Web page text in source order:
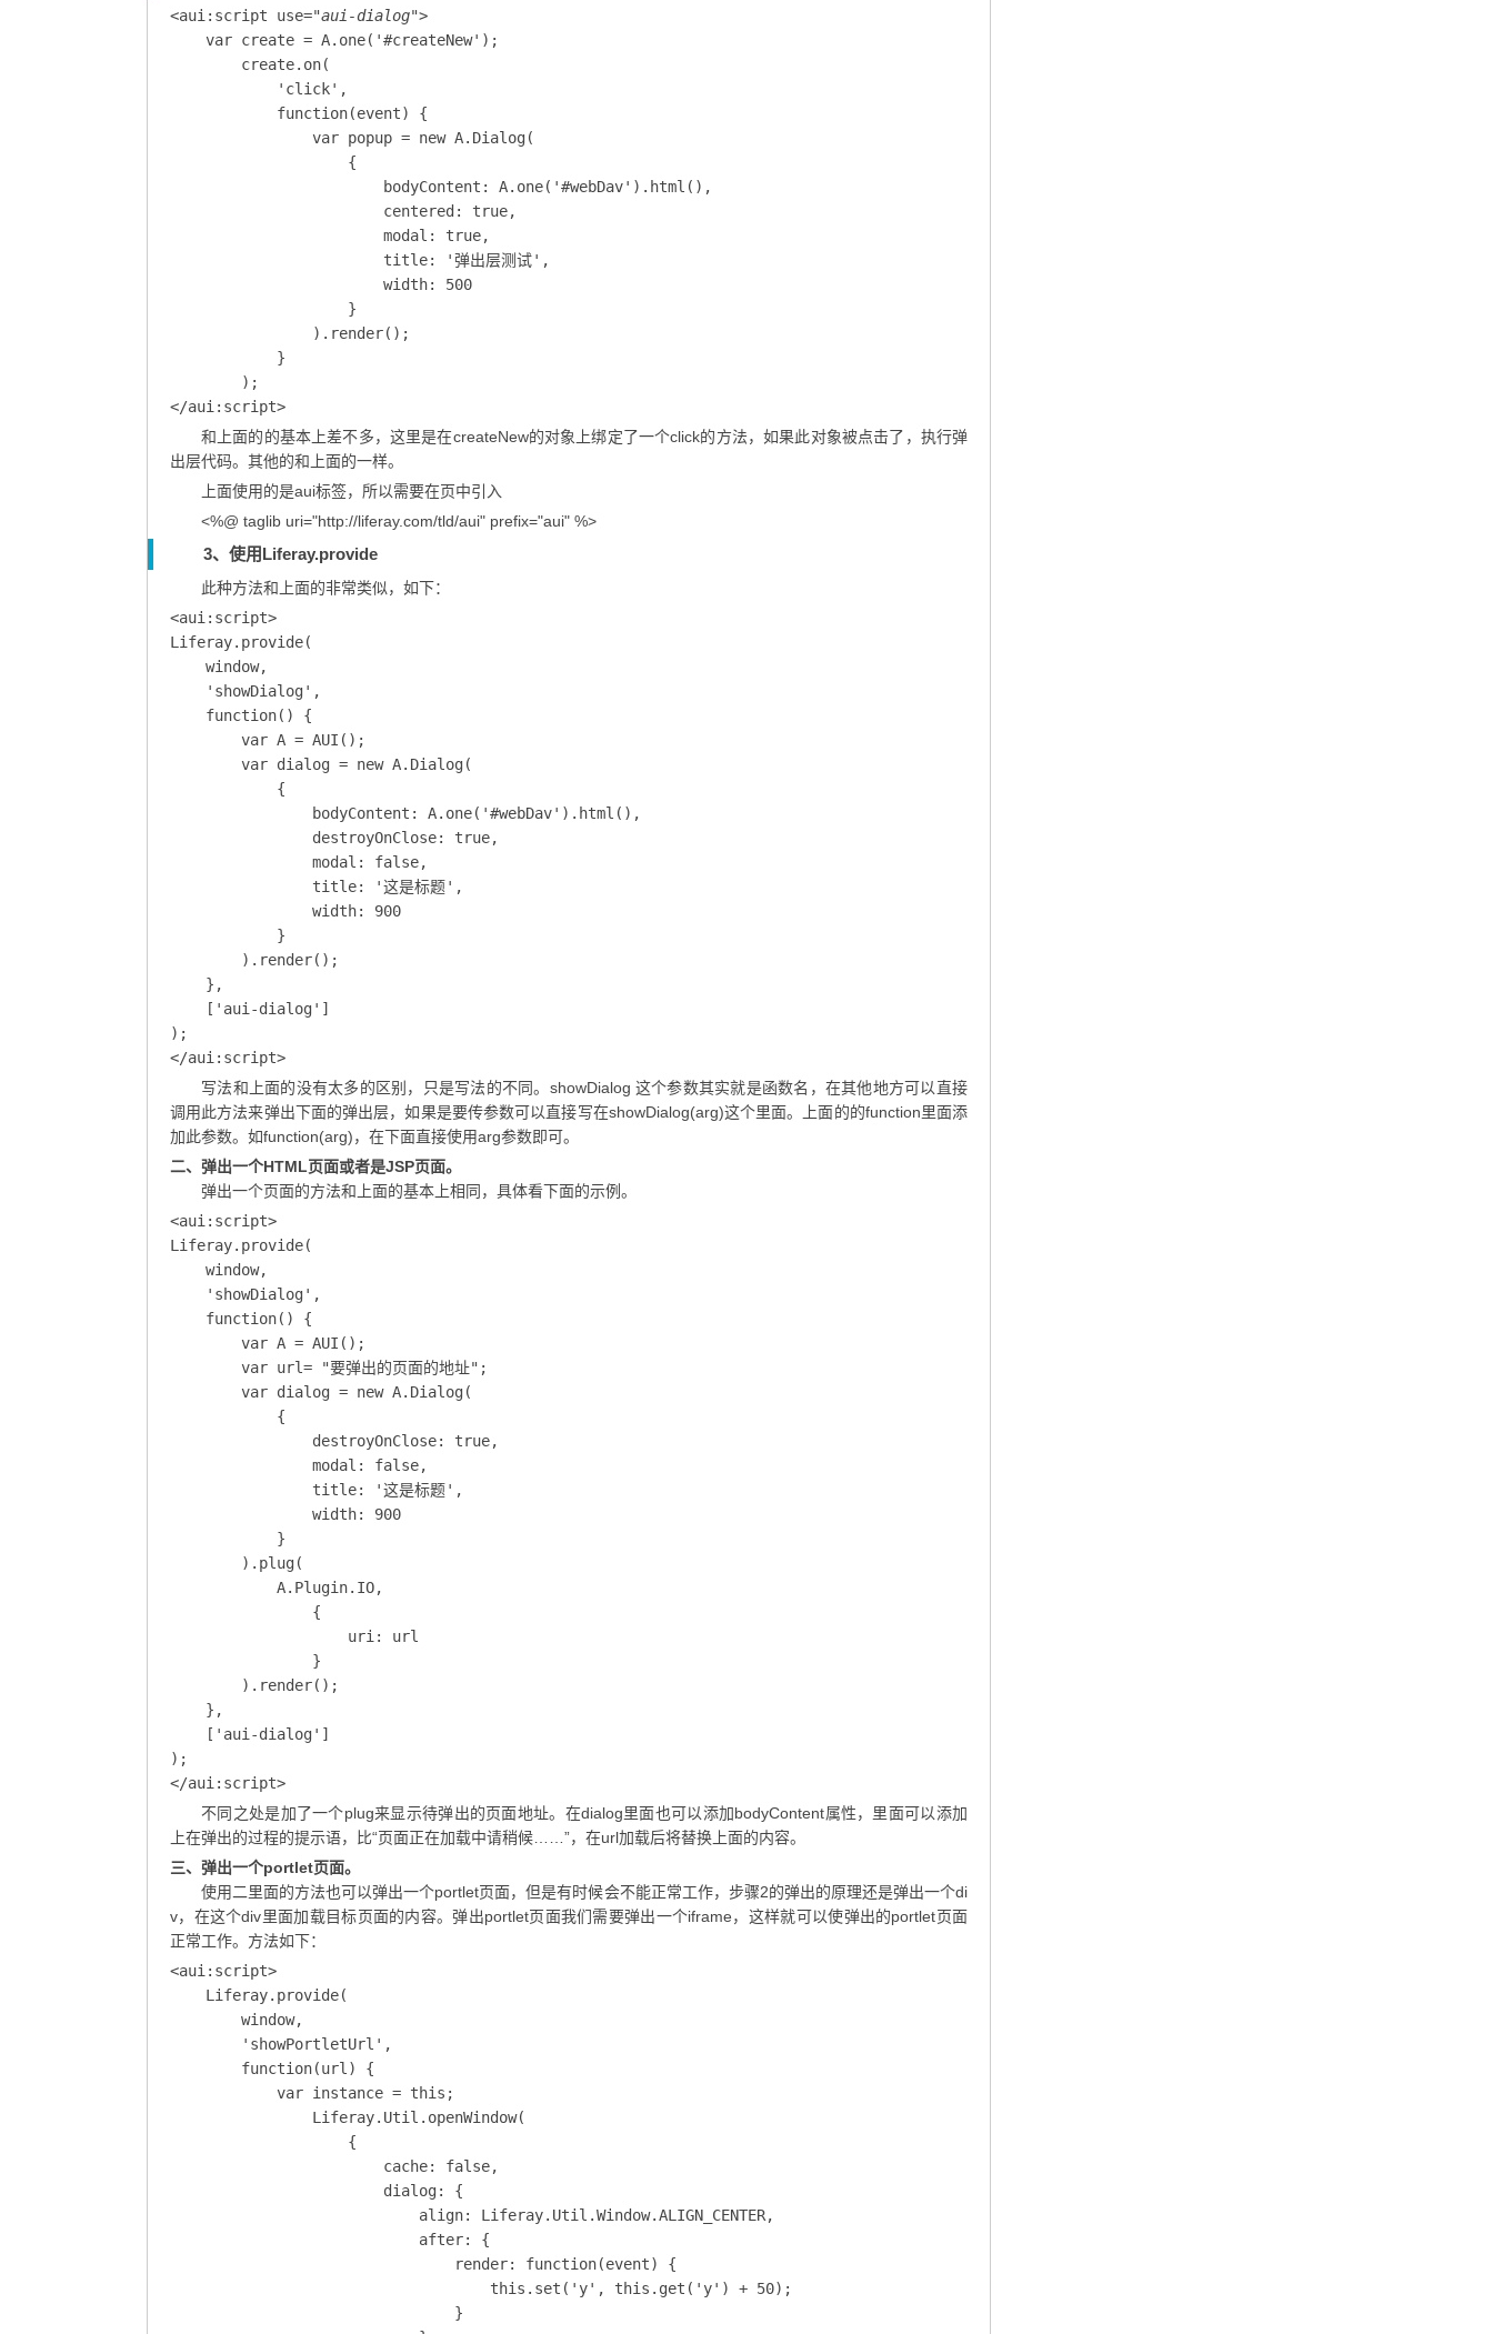
<aui:script use="aui-dialog">
var create = A.one('#createNew');
create.on(
'click',
function(event) {
var popup = new A.Dialog(
{
bodyContent: A.one('#webDav').html(),
centered: true,
modal: true,
title: '弹出层测试',
width: 500
}
).render();
}
);
</aui:script>
和上面的的基本上差不多，这里是在createNew的对象上绑定了一个click的方法，如果此对象被点击了，执行弹
出层代码。其他的和上面的一样。
上面使用的是aui标签，所以需要在页中引入
<%@ taglib uri="http://liferay.com/tld/aui" prefix="aui" %>
3、使用Liferay.provide
此种方法和上面的非常类似，如下：
<aui:script>
Liferay.provide(
window,
'showDialog',
function() {
var A = AUI();
var dialog = new A.Dialog(
{
                bodyContent: A.one('#webDav').html(),
destroyOnClose: true,
modal: false,
title: '这是标题',
width: 900
}
).render();
},
['aui-dialog']
);
</aui:script>
写法和上面的没有太多的区别，只是写法的不同。showDialog 这个参数其实就是函数名，在其他地方可以直接
调用此方法来弹出下面的弹出层，如果是要传参数可以直接写在showDialog(arg)这个里面。上面的的function里面添
加此参数。如function(arg)，在下面直接使用arg参数即可。
二、弹出一个HTML页面或者是JSP页面。
弹出一个页面的方法和上面的基本上相同，具体看下面的示例。
<aui:script>
Liferay.provide(
window,
'showDialog',
function() {
var A = AUI();
var url= "要弹出的页面的地址";
var dialog = new A.Dialog(
{
destroyOnClose: true,
modal: false,
title: '这是标题',
width: 900
}
).plug(
A.Plugin.IO,
{
uri: url
}
).render();
},
['aui-dialog']
);
</aui:script>
不同之处是加了一个plug来显示待弹出的页面地址。在dialog里面也可以添加bodyContent属性，里面可以添加
上在弹出的过程的提示语，比“页面正在加载中请稍候……”，在url加载后将替换上面的内容。
三、弹出一个portlet页面。
使用二里面的方法也可以弹出一个portlet页面，但是有时候会不能正常工作，步骤2的弹出的原理还是弹出一个di
v，在这个div里面加载目标页面的内容。弹出portlet页面我们需要弹出一个iframe，这样就可以使弹出的portlet页面
正常工作。方法如下：
<aui:script>
Liferay.provide(
window,
'showPortletUrl',
function(url) {
var instance = this;
Liferay.Util.openWindow(
{
cache: false,
dialog: {
align: Liferay.Util.Window.ALIGN_CENTER,
after: {
render: function(event) {
this.set('y', this.get('y') + 50);
}